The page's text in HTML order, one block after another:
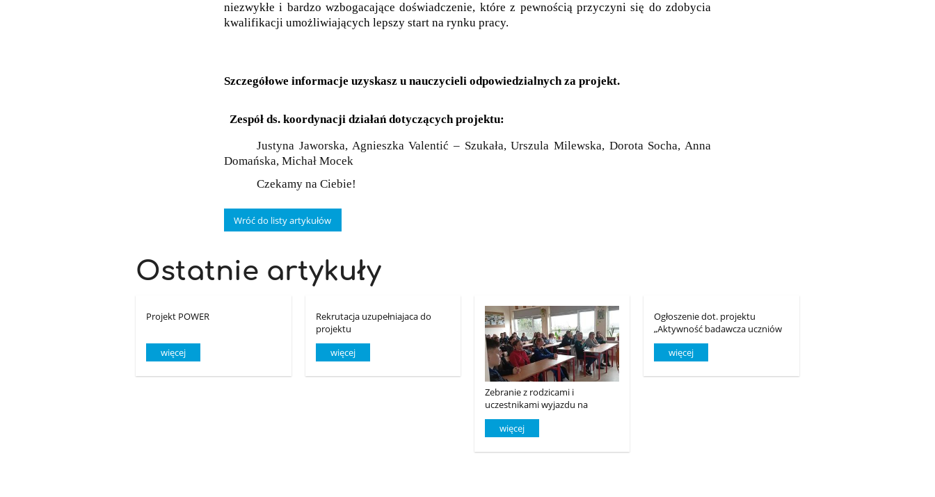
niezwykłe i bardzo wzbogacające doświadczenie, które z pewnością przyczyni się do zdobycia
kwalifikacji umożliwiających lepszy start na rynku pracy.
Szczegółowe informacje uzyskasz u nauczycieli odpowiedzialnych za projekt.
Zespół ds. koordynacji działań dotyczących projektu:
Justyna Jaworska, Agnieszka Valentić – Szukała, Urszula Milewska, Dorota Socha, Anna
Domańska, Michał Mocek
Czekamy na Ciebie!
Wróć do listy artykułów
Ostatnie artykuły
Projekt POWER
więcej
Rekrutacja uzupełniajaca do
projektu
więcej
Zebranie z rodzicami i
uczestnikami wyjazdu na
praktyki zawodowe do Grecji w
ramach programu Erasmus+
więcej
Ogłoszenie dot. projektu
„Aktywność badawcza uczniów
w edukacji geograficznej
kluczem do kształtowania
przedsiębiorczych oraz rozwoju
więcej